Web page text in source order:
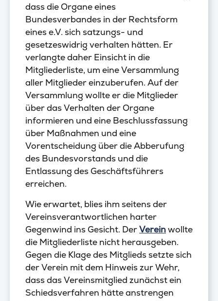
dass die Organe eines
Bundesverbandes in der Rechtsform
eines e.V. sich satzungs- und
gesetzeswidrig verhalten hätten. Er
verlangte daher Einsicht in die
Mitgliederliste, um eine Versammlung
aller Mitglieder einzuberufen. Auf der
Versammlung wollte er die Mitglieder
über das Verhalten der Organe
informieren und eine Beschlussfassung
über Maßnahmen und eine
Vorentscheidung über die Abberufung
des Bundesvorstands und die
Entlassung des Geschäftsführers
erreichen.
Wie erwartet, blies ihm seitens der
Vereinsverantwortlichen harter
Gegenwind ins Gesicht. DerVereinwollte
die Mitgliederliste nicht herausgeben.
Gegen die Klage des Mitglieds setzte sich
der Verein mit dem Hinweis zur Wehr,
dass das Vereinsmitglied zunächst ein
Schiedsverfahren hätte anstrengen